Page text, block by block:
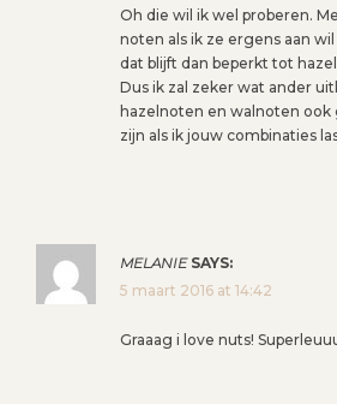
Oh die wil ik wel proberen.
noten als ik ze ergens aan
dat blijft dan beperkt tot
Dus ik zal zeker wat ander
hazelnoten en walnoten
zijn als ik jouw combinaties
MELANIE SAYS:
5 maart 2016 at 14:42
Graaag i love nuts!